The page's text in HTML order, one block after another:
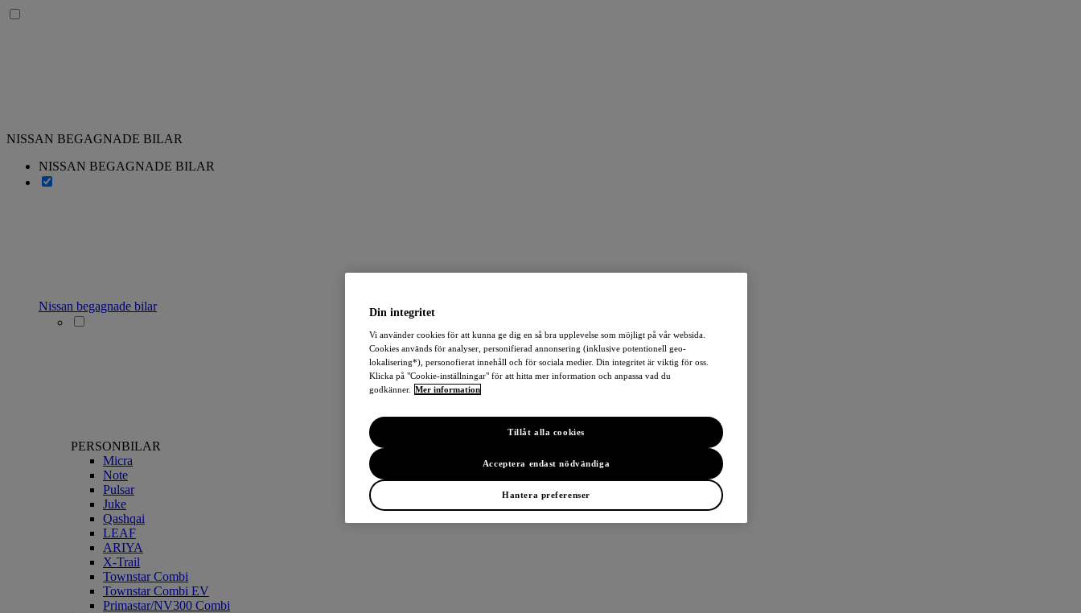
NISSAN BEGAGNADE BILAR
NISSAN BEGAGNADE BILAR
Nissan begagnade bilar
PERSONBILAR
Micra
Note
Pulsar
Juke
Qashqai
LEAF
ARIYA
X-Trail
Townstar Combi
Townstar Combi EV
Primastar/NV300 Combi
Din integritet
Vi använder cookies för att kunna ge dig en så bra upplevelse som möjligt på vår websida.
Cookies används för analyser, personifierad annonsering (inklusive potentionell geo-
lokalisering*), personofierat innehåll och för sociala medier. Din integritet är viktig för oss.
Klicka på "Cookie-inställningar" för att hitta mer information och anpassa vad du
godkänner. Mer information
Hantera preferenser
Acceptera endast nödvändiga
Tillåt alla cookies